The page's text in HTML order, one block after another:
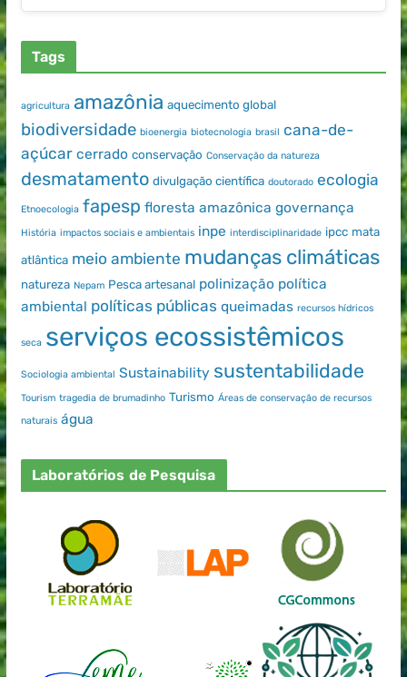
Tags
agricultura amazônia aquecimento global
biodiversidade bioenergia biotecnologia brasil cana-de-
açúcar cerrado conservação Conservação da natureza
desmatamento divulgação científica doutorado ecologia
Etnoecologia fapesp floresta amazônica governança
História impactos sociais e ambientais inpe interdisciplinaridade ipcc mata
atlântica meio ambiente mudanças climáticas
natureza Nepam Pesca artesanal polinização política
ambiental políticas públicas queimadas recursos hídricos
seca serviços ecossistêmicos
Sociologia ambiental Sustainability sustentabilidade
Tourism tragedia de brumadinho Turismo Áreas de conservação de recursos
naturais água
Laboratórios de Pesquisa